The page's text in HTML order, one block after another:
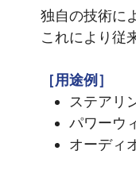
独自の技術に
これにより従
［用途例］
ステアリ
パワーウ
オーディ